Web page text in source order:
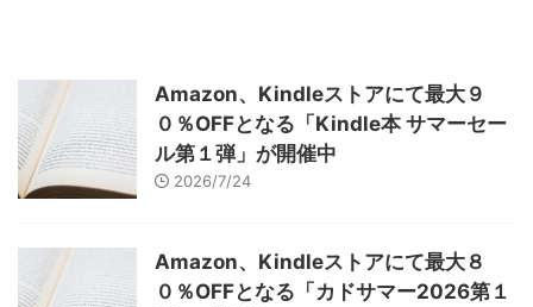
Amazon、Kindleストアにて最大９
０％OFFとなる「Kindle本 サマーセー
ル第１弾」が開催中
2026/7/24
Amazon、Kindleストアにて最大８
０％OFFとなる「カドサマー2026第１